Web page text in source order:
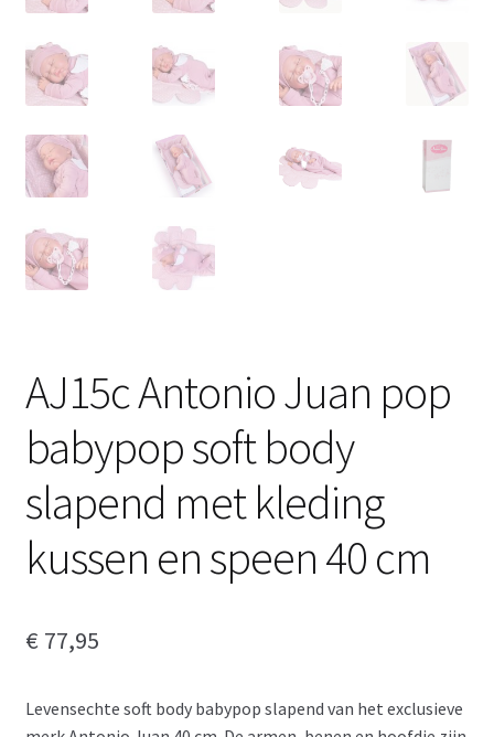
AJ15c Antonio Juan pop
babypop soft body
slapend met kleding
kussen en speen 40 cm
€ 77,95
Levensechte soft body babypop slapend van het exclusieve